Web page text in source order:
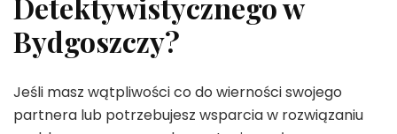
Bydgoszczy?
Jeśli masz wątpliwości co do wierności swojego
partnera lub potrzebujesz wsparcia w rozwiązaniu